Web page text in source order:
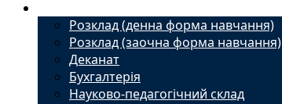
Розклад (денна форма навчання)
Розклад (заочна форма навчання)
Деканат
Бухгалтерія
Науково-педагогічний склад